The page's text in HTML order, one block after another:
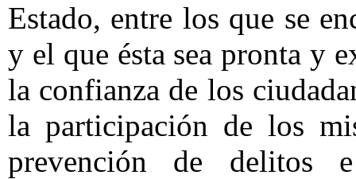
Estado, entre los que se
y el que ésta sea pronta y
la confianza de los
la participación de los
prevención de delitos